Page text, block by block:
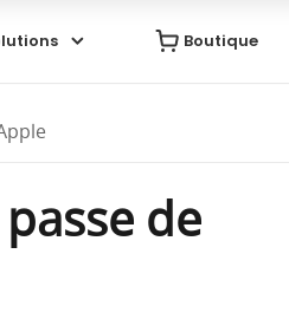
Boutique
de